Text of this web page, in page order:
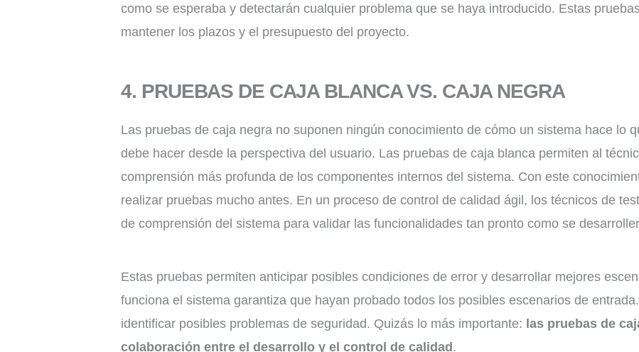
como se esperaba y detectarán cualquier problema que se haya introducido. Estas
mantener los plazos y el presupuesto del proyecto.
4. PRUEBAS DE CAJA BLANCA VS. CAJA NEGRA
Las pruebas de caja negra no suponen ningún conocimiento de cómo un sistema hace lo
debe hacer desde la perspectiva del usuario. Las pruebas de caja blanca permiten al
comprensión más profunda de los componentes internos del sistema. Con este
realizar pruebas mucho antes. En un proceso de control de calidad ágil, los técnicos de
de comprensión del sistema para validar las funcionalidades tan pronto como se
Estas pruebas permiten anticipar posibles condiciones de error y desarrollar mejores
funciona el sistema garantiza que hayan probado todos los posibles escenarios de
identificar posibles problemas de seguridad. Quizás lo más importante: las pruebas de
colaboración entre el desarrollo y el control de calidad.